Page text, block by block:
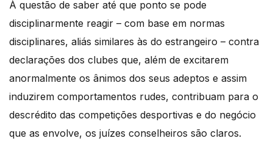
À questão de saber até que ponto se pode
disciplinarmente reagir – com base em normas
disciplinares, aliás similares às do estrangeiro – contra
declarações dos clubes que, além de excitarem
anormalmente os ânimos dos seus adeptos e assim
induzirem comportamentos rudes, contribuam para o
descrédito das competições desportivas e do negócio
que as envolve, os juízes conselheiros são claros.